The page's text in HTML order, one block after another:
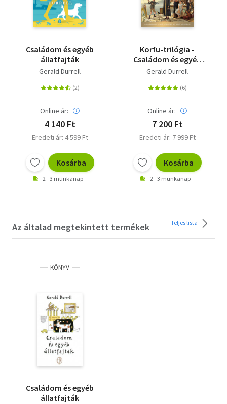
Családom és egyéb
állatfajták
Gerald Durrell
Online ár:
4 140 Ft
Eredeti ár: 4 599 Ft
Kosárba
2 - 3 munkanap
Korfu-trilógia -
Családom és egyéb
állatfajták - Madarak,
Istenek kertje
Gerald Durrell
Online ár:
7 200 Ft
Eredeti ár: 7 999 Ft
Kosárba
2 - 3 munkanap
Az általad megtekintett termékek Teljes lista
KÖNYV
Családom és egyéb
állatfajták